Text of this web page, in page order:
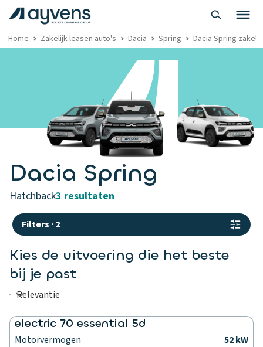
Home Zakelijk leasen auto's Dacia Spring Dacia Spring
Dacia Spring
hatchback3 resultaten
Filters ·2
Kies de uitvoering die het beste
bij je past
electric 70 essential 5d
Motorvermogen
52 kW